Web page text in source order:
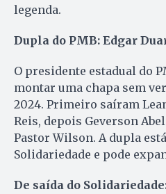
legenda.
Dupla do PMB: Edgar
O presidente estadual do
montar uma chapa sem
2024. Primeiro saíram
Reis, depois Geverson
Pastor Wilson. A dupla
Solidariedade e pode
De saída do